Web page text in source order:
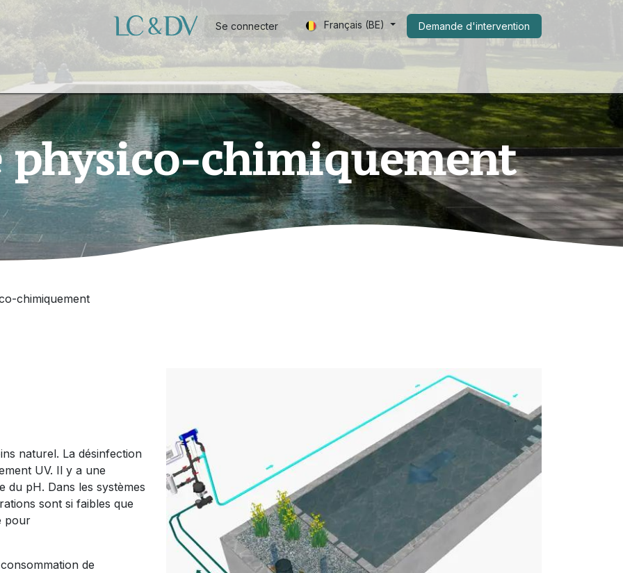
Se connecter Français (BE) Demande d​​'intervention
Piscine à construire soi-même Wellness Outdoor A propos de nous
chimiquement
chimiquement
naturel. La désinfection
UV. Il y a une
du pH. Dans les systèmes
sont si faibles que
pour
de